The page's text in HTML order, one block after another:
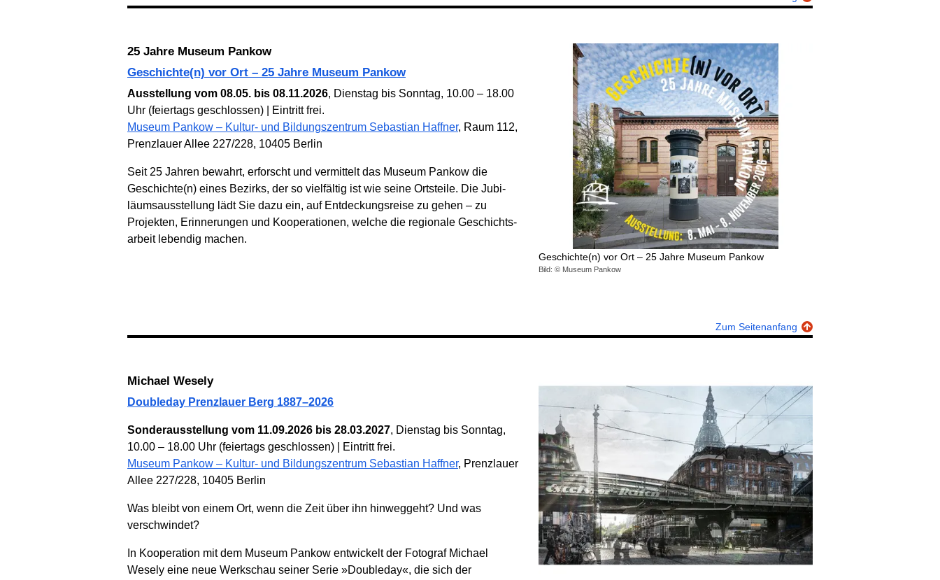
Geschichte(n) vor Ort – 25 Jahre Museum Pankow
Bild: © Museum Pankow
25 Jahre Museum Pankow
Geschichte(n) vor Ort – 25 Jahre Museum Pankow
Ausstellung vom 08.05. bis 08.11.2026, Dienstag bis Sonntag, 10.00 – 18.00
Uhr (feiertags geschlossen) | Eintritt frei.
Museum Pankow – Kultur- und Bildungszentrum Sebastian Haffner, Raum 112,
Prenzlauer Allee 227/228, 10405 Berlin
Seit 25 Jahren bewahrt, erforscht und ver­mittelt das Museum Pankow die
Geschichte(n) eines Bezirks, der so viel­­fältig ist wie seine Orts­­teile. Die Jubi­
läums­­aus­stellung lädt Sie dazu ein, auf Ent­deckungs­­reise zu gehen – zu
Projekten, Erinnerungen und Ko­operationen, welche die regionale Geschichts­­
arbeit lebendig machen.
Zum Seitenanfang
Michael Wesely
Doubleday Prenzlauer Berg 1887–2026
Sonderausstellung vom 11.09.2026 bis 28.03.2027, Dienstag bis Sonntag,
10.00 – 18.00 Uhr (feiertags geschlossen) | Eintritt frei.
Museum Pankow – Kultur- und Bildungszentrum Sebastian Haffner, Prenzlauer
Allee 227/228, 10405 Berlin
Was bleibt von einem Ort, wenn die Zeit über ihn hinweggeht? Und was
verschwindet?
In Kooperation mit dem Museum Pankow entwickelt der Fotograf Michael
Wesely eine neue Werk­schau seiner Serie »Doubleday«, die sich der